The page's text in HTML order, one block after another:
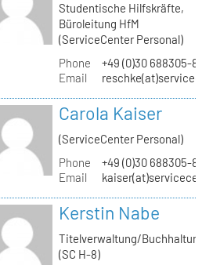
Studentische Hilfskräfte,
Büroleitung HfM
(ServiceCenter Personal)
Phone
+49 (0)30 688305-
Email
Carola Kaiser
(ServiceCenter Personal)
Phone
+49 (0)30 688305-
Email
Kerstin Nabe
Titelverwaltung/
(SC H-8)